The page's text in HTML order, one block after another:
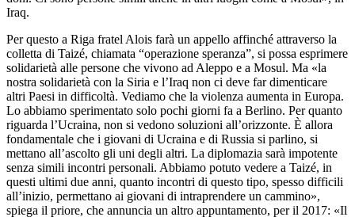
Iraq.
Per questo a Riga fratel Alois farà un appello affinché attraverso la
colletta di Taizé, chiamata “operazione speranza”, si possa esprimere
solidarietà alle persone che vivono ad Aleppo e a Mosul. Ma «la
nostra solidarietà con la Siria e l’Iraq non ci deve far dimenticare
altri Paesi in difficoltà. Vediamo che la violenza aumenta in Europa.
Lo abbiamo sperimentato solo pochi giorni fa a Berlino. Per quanto
riguarda l’Ucraina, non si vedono soluzioni all’orizzonte. È allora
fondamentale che i giovani di Ucraina e di Russia si parlino, si
mettano all’ascolto gli uni degli altri. La diplomazia sarà impotente
senza simili incontri personali. Abbiamo potuto vedere a Taizé, in
questi ultimi due anni, quanto incontri di questo tipo, spesso difficili
all’inizio, permettano ai giovani di intraprendere un cammino»,
spiega il priore, che annuncia un altro appuntamento, per il 2017: «Il